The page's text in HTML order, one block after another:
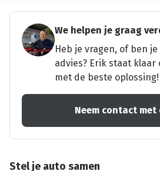
We helpen je graag
Heb je vragen, of ben
advies? Erik staat klaar
met de beste oplossing!
Neem contact met
Stel je auto samen